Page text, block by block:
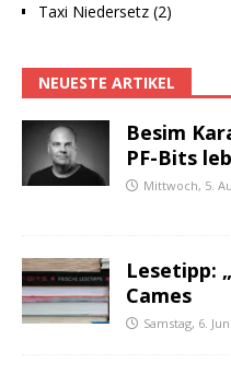
Taxi Niedersetz (2)
NEUESTE ARTIKEL
Besim
PF-Bits
Mittwoch, 5.
Lesetipp:
Cames
Samstag, 6.